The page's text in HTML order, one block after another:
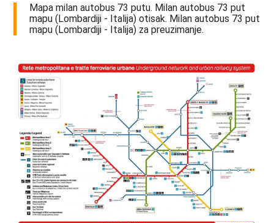
Mapa milan autobus 73 putu. Milan autobus 73 put
mapu (Lombardiji - Italija) otisak. Milan autobus 73 put
mapu (Lombardiji - Italija) za preuzimanje.